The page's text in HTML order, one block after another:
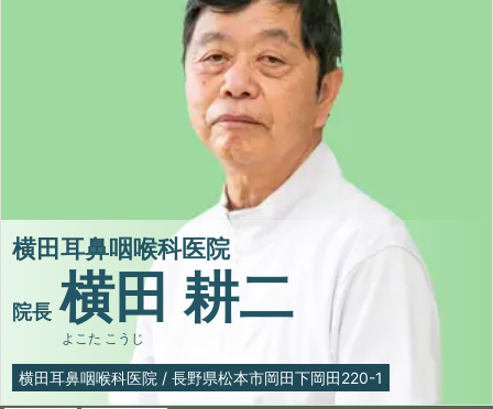
横田耳鼻咽喉科医院
院長 横田 耕二
よこた こうじ
横田耳鼻咽喉科医院 / 長野県松本市岡田下岡田220-1